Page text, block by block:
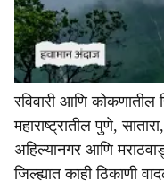
रविवारी आणि कोकणातील
महाराष्ट्रातील पुणे,
अहिल्यानगर आणि
जिल्ह्यात काही ठिकाणी